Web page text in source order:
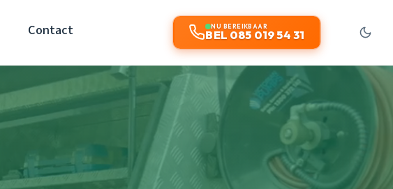
Contact NU BEREIKBAAR
BEL 085 019 54 31